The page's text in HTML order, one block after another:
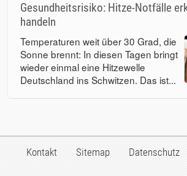
Gesundheitsrisiko: Hitze-Notfälle
handeln
Temperaturen weit über 30 Grad, die
Sonne brennt: In diesen Tagen bringt
wieder einmal eine Hitzewelle
Deutschland ins Schwitzen. Das ist...
Kontakt Sitemap Datenschutz